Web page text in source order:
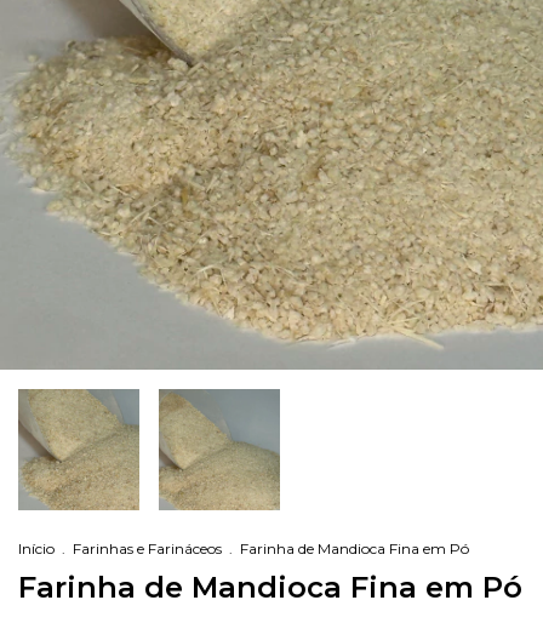
Início . Farinhas e Farináceos . Farinha de Mandioca Fina em Pó
Farinha de Mandioca Fina em Pó